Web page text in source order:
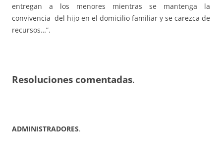
entregan a los menores mientras se mantenga la
convivencia del hijo en el domicilio familiar y se carezca de
recursos…”.
Resoluciones comentadas.
ADMINISTRADORES.